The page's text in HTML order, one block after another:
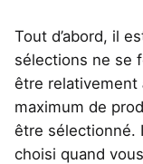
Tout d’abord, il
sélections ne se
être relativement
maximum de
être sélectionné.
choisi quand